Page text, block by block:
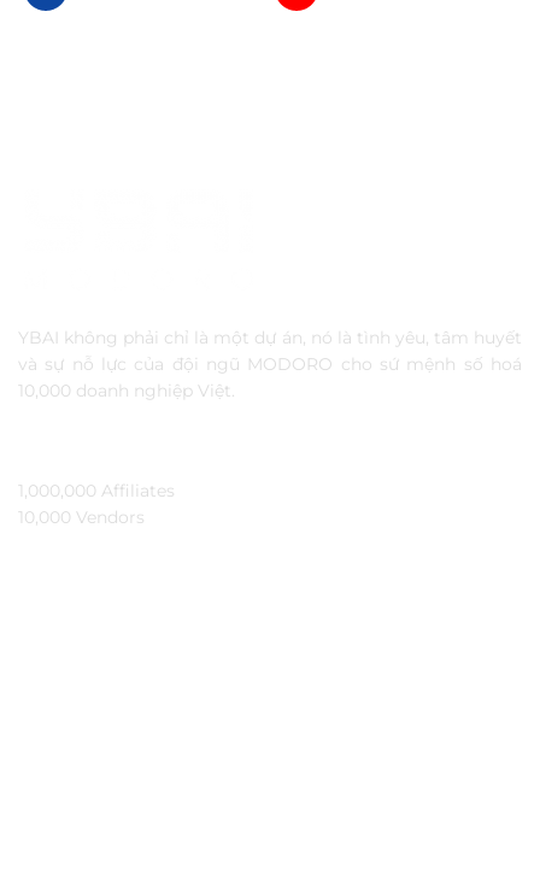
YBAI không phải chỉ là một dự án, nó là tình yêu, tâm huyết
và sự nỗ lực của đội ngũ MODORO cho sứ mệnh số hoá
10,000 doanh nghiệp Việt.
1,000,000 Affiliates​
10,000 Vendors​